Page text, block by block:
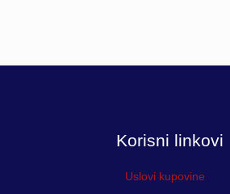
Korisni linkovi
Uslovi kupovine